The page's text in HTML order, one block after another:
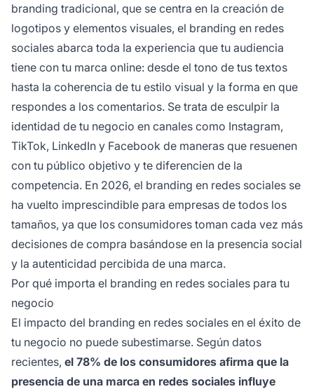
branding tradicional, que se centra en la creación de
logotipos y elementos visuales, el branding en redes
sociales abarca toda la experiencia que tu audiencia
tiene con tu marca online: desde el tono de tus textos
hasta la coherencia de tu estilo visual y la forma en que
respondes a los comentarios. Se trata de esculpir la
identidad de tu negocio en canales como Instagram,
TikTok, LinkedIn y Facebook de maneras que resuenen
con tu público objetivo y te diferencien de la
competencia. En 2026, el branding en redes sociales se
ha vuelto imprescindible para empresas de todos los
tamaños, ya que los consumidores toman cada vez más
decisiones de compra basándose en la presencia social
y la autenticidad percibida de una marca.
Por qué importa el branding en redes sociales para tu
negocio
El impacto del branding en redes sociales en el éxito de
tu negocio no puede subestimarse. Según datos
recientes, el 78% de los consumidores afirma que la
presencia de una marca en redes sociales influye